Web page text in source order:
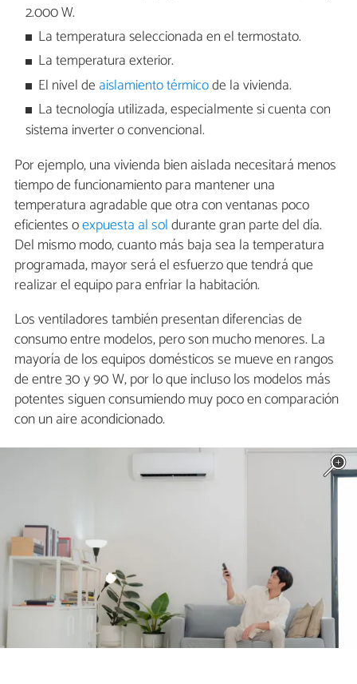
2.000 W.
La temperatura seleccionada en el termostato.
La temperatura exterior.
El nivel de aislamiento térmicode la vivienda.
La tecnología utilizada, especialmente si cuenta con
sistema inverter o convencional.
Por ejemplo, una vivienda bien aislada necesitará menos
tiempo de funcionamiento para mantener una
temperatura agradable que otra con ventanas poco
eficientes oexpuesta al soldurante gran parte del día.
Del mismo modo, cuanto más baja sea la temperatura
programada, mayor será el esfuerzo que tendrá que
realizar el equipo para enfriar la habitación.
Los ventiladores también presentan diferencias de
consumo entre modelos, pero son mucho menores. La
mayoría de los equipos domésticos se mueve en rangos
de entre 30 y 90 W, por lo que incluso los modelos más
potentes siguen consumiendo muy poco en comparación
con un aire acondicionado.